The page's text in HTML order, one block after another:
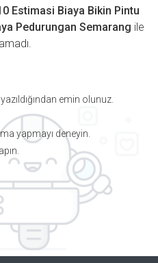
Estimasi Biaya Bikin Pintu
Pedurungan Semarang ile
emin olunuz.
yapmayı deneyin.